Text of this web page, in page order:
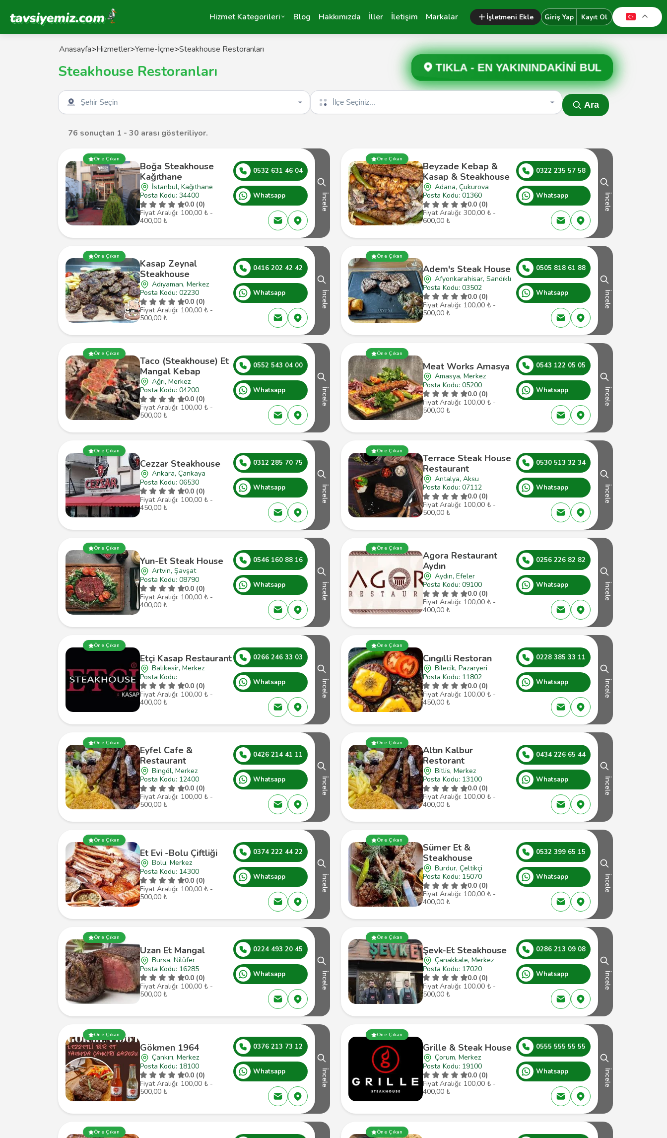
Tavsiyemiz Anasayfa Hizmet Kategorileri Blog Hakkımızda İller İletişim Markalar İşletmeni Ekle Giriş Yap Kayıt Ol
Anasayfa>Hizmetler>Yeme-İçme>Steakhouse Restoranları
Steakhouse Restoranları TIKLA -EN YAKININDAKİNİ BUL
Şehir seçin İlçe seçin
Ara
76 sonuçtan 1 - 30 arası gösteriliyor.
Öne Çıkan
Boğa Steakhouse
Kağıthane
İstanbul, Kağıthane
Posta Kodu: 34400
0.0 (0)
Fiyat Aralığı: 100,00 ₺ -
400,00 ₺
0532 631 46 04
Whatsapp İncele
Öne Çıkan
Beyzade Kebap &
Kasap & Steakhouse
Adana, Çukurova
Posta Kodu: 01360
0.0 (0)
Fiyat Aralığı: 300,00 ₺ -
600,00 ₺
0322 235 57 58
Whatsapp İncele
Öne Çıkan
Kasap Zeynal
Steakhouse
Adıyaman, Merkez
Posta Kodu: 02230
0.0 (0)
Fiyat Aralığı: 100,00 ₺ -
500,00 ₺
0416 202 42 42
Whatsapp İncele
Öne Çıkan
Adem's Steak House
Afyonkarahisar, Sandıklı
Posta Kodu: 03502
0.0 (0)
Fiyat Aralığı: 100,00 ₺ -
500,00 ₺
0505 818 61 88
Whatsapp İncele
Öne Çıkan
Taco (Steakhouse) Et
Mangal Kebap
Ağrı, Merkez
Posta Kodu: 04200
0.0 (0)
Fiyat Aralığı: 100,00 ₺ -
500,00 ₺
0552 543 04 00
Whatsapp İncele
Öne Çıkan
Meat Works Amasya
Amasya, Merkez
Posta Kodu: 05200
0.0 (0)
Fiyat Aralığı: 100,00 ₺ -
500,00 ₺
0543 122 05 05
Whatsapp İncele
Öne Çıkan
Cezzar Steakhouse
Ankara, Çankaya
Posta Kodu: 06530
0.0 (0)
Fiyat Aralığı: 100,00 ₺ -
450,00 ₺
0312 285 70 75
Whatsapp İncele
Öne Çıkan
Terrace Steak House
Restaurant
Antalya, Aksu
Posta Kodu: 07112
0.0 (0)
Fiyat Aralığı: 100,00 ₺ -
500,00 ₺
0530 513 32 34
Whatsapp İncele
Öne Çıkan
Yun-Et Steak House
Artvin, Şavşat
Posta Kodu: 08790
0.0 (0)
Fiyat Aralığı: 100,00 ₺ -
400,00 ₺
0546 160 88 16
Whatsapp İncele
Öne Çıkan
Agora Restaurant
Aydın
Aydın, Efeler
Posta Kodu: 09100
0.0 (0)
Fiyat Aralığı: 100,00 ₺ -
400,00 ₺
0256 226 82 82
Whatsapp İncele
Öne Çıkan
Etçi Kasap Restaurant
Balıkesir, Merkez
Posta Kodu:
0.0 (0)
Fiyat Aralığı: 100,00 ₺ -
400,00 ₺
0266 246 33 03
Whatsapp İncele
Öne Çıkan
Cıngılli Restoran
Bilecik, Pazaryeri
Posta Kodu: 11802
0.0 (0)
Fiyat Aralığı: 100,00 ₺ -
450,00 ₺
0228 385 33 11
Whatsapp İncele
Öne Çıkan
Eyfel Cafe &
Restaurant
Bingöl, Merkez
Posta Kodu: 12400
0.0 (0)
Fiyat Aralığı: 100,00 ₺ -
500,00 ₺
0426 214 41 11
Whatsapp İncele
Öne Çıkan
Altın Kalbur
Restorant
Bitlis, Merkez
Posta Kodu: 13100
0.0 (0)
Fiyat Aralığı: 100,00 ₺ -
400,00 ₺
0434 226 65 44
Whatsapp İncele
Öne Çıkan
Et Evi -Bolu Çiftliği
Bolu, Merkez
Posta Kodu: 14300
0.0 (0)
Fiyat Aralığı: 100,00 ₺ -
500,00 ₺
0374 222 44 22
Whatsapp İncele
Öne Çıkan
Sümer Et &
Steakhouse
Burdur, Çeltikçi
Posta Kodu: 15070
0.0 (0)
Fiyat Aralığı: 100,00 ₺ -
400,00 ₺
0532 399 65 15
Whatsapp İncele
Öne Çıkan
Uzan Et Mangal
Bursa, Nilüfer
Posta Kodu: 16285
0.0 (0)
Fiyat Aralığı: 100,00 ₺ -
500,00 ₺
0224 493 20 45
Whatsapp İncele
Öne Çıkan
Şevk-Et Steakhouse
Çanakkale, Merkez
Posta Kodu: 17020
0.0 (0)
Fiyat Aralığı: 100,00 ₺ -
500,00 ₺
0286 213 09 08
Whatsapp İncele
Öne Çıkan
Gökmen 1964
Çankırı, Merkez
Posta Kodu: 18100
0.0 (0)
Fiyat Aralığı: 100,00 ₺ -
500,00 ₺
0376 213 73 12
Whatsapp İncele
Öne Çıkan
Grille & Steak House
Çorum, Merkez
Posta Kodu: 19100
0.0 (0)
Fiyat Aralığı: 100,00 ₺ -
400,00 ₺
0555 555 55 55
Whatsapp İncele
Öne Çıkan Öne Çıkan